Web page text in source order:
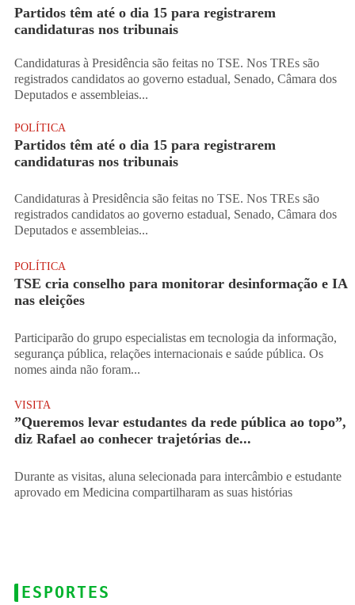
Partidos têm até o dia 15 para registrarem
candidaturas nos tribunais
Candidaturas à Presidência são feitas no TSE. Nos TREs são
registrados candidatos ao governo estadual, Senado, Câmara dos
Deputados e assembleias...
POLÍTICA
Partidos têm até o dia 15 para registrarem
candidaturas nos tribunais
Candidaturas à Presidência são feitas no TSE. Nos TREs são
registrados candidatos ao governo estadual, Senado, Câmara dos
Deputados e assembleias...
POLÍTICA
TSE cria conselho para monitorar desinformação e IA
nas eleições
Participarão do grupo especialistas em tecnologia da informação,
segurança pública, relações internacionais e saúde pública. Os
nomes ainda não foram...
VISITA
”Queremos levar estudantes da rede pública ao topo”,
diz Rafael ao conhecer trajetórias de...
Durante as visitas, aluna selecionada para intercâmbio e estudante
aprovado em Medicina compartilharam as suas histórias
ESPORTES